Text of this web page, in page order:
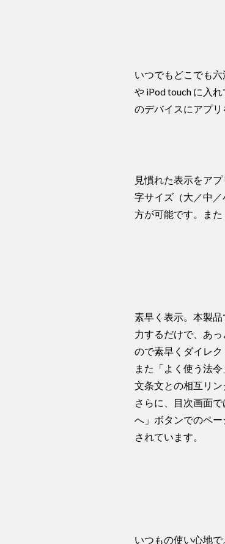
いつでもどこでも
や iPod touch に入
のデバイスにアプリ
見慣れた表示をア
字サイズ（大／中
方が可能です。また
素早く表示。本製
力するだけで、あ
ので素早くダイレク
また「よく使う法
文条文との相互リ
さらに、目次画面
へ」ボタンでのペ
されています。
いつもの使い心地